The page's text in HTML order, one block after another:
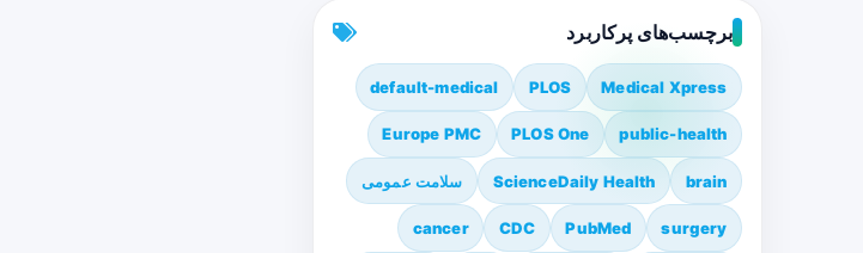
برچسب‌های پرکاربرد
Medical Xpress
PLOS
default-medical
public-health
PLOS One
Europe PMC
brain
ScienceDaily Health سلامت عمومی
surgery
PubMed
CDC
cancer